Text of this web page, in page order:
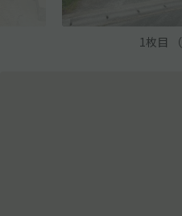
1 枚目 （